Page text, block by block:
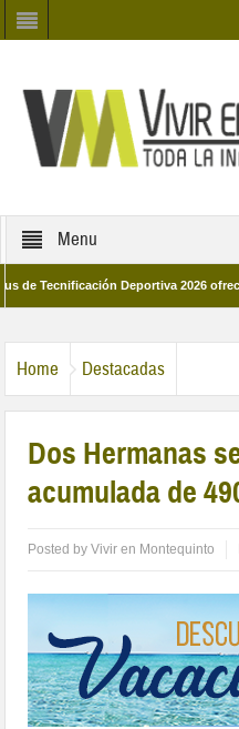
Menu
Deportiva 2026 ofrecen
Home Destacadas
Dos Hermanas
acumulada de
Posted byVivir en Montequinto